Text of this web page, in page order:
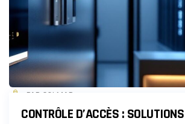
PAR COLMAR
CONTRÔLE D’ACCÈS :